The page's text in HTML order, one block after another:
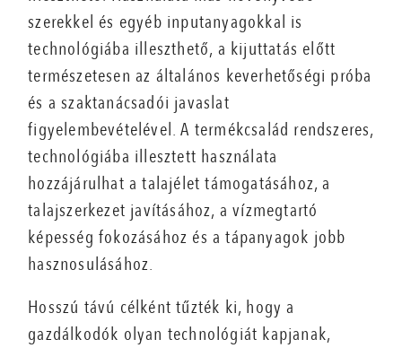
szerekkel és egyéb inputanyagokkal is
technológiába illeszthető, a kijuttatás előtt
természetesen az általános keverhetőségi próba
és a szaktanácsadói javaslat
figyelembevételével. A termékcsalád rendszeres,
technológiába illesztett használata
hozzájárulhat a talajélet támogatásához, a
talajszerkezet javításához, a vízmegtartó
képesség fokozásához és a tápanyagok jobb
hasznosulásához.
Hosszú távú célként tűzték ki, hogy a
gazdálkodók olyan technológiát kapjanak,